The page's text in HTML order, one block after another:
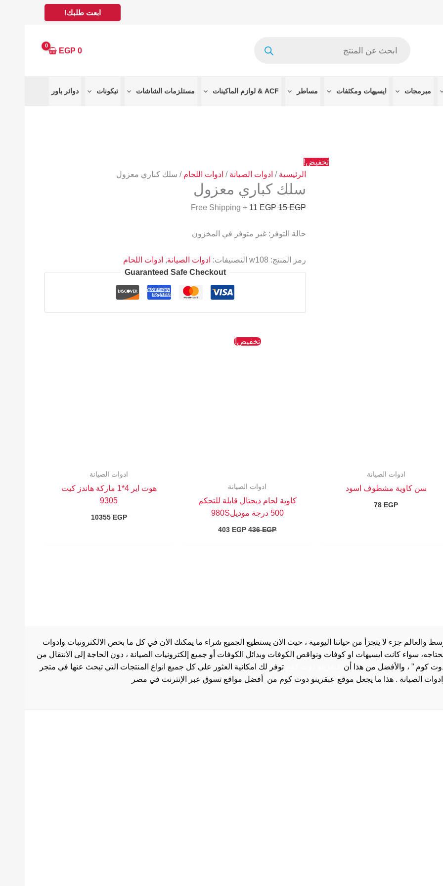
ابعت طلبك!
0
EGP
مبرمجات ايسيهات ومكثفات مساطر ACF & لوازم الماكينات مستلزمات الشاشات تيكونات دوائر باور
تخفيض!
الرئيسية / ادوات الصيانة / ادوات اللحام / سلك كباري معزول
سلك كباري معزول
15EGP
11 EGP
+ Free Shipping
حالة التوفر: غير متوفر في المخزون
رمز المنتج: w108 التصنيفات: ادوات الصيانة, ادوات اللحام
Guaranteed Safe Checkout
ادوات الصيانة
سن كاوية مشطوف اسود
78 EGP
تخفيض!
ادوات الصيانة
كاوية لحام ديجتال قابلة للتحكم
500 درجة موديل980S
436EGP
السعر
الأصلي
403 EGP
ادوات الصيانة
هوت اير 4*1 ماركة هاندز كيت
9305
10355 EGP
جزء لا يتجزأ من حياتنا اليومية ، حيث الان يستطيع الجميع شراء ما يمكنك الان في كل ما بخص الالكترونبات وادوات
سواء كانت ايسيهات او كوفات ونواقص الكوفات وبدائل الكوفات أو جميع إلكترونيات الصيانة ، دون الحاجة إلى الانتقال من
كوم ” ، والأفضل من هذا أن
توفر لك امكانية العثور علي كل جميع انواع المنتجات التي تبحث عنها في متجر